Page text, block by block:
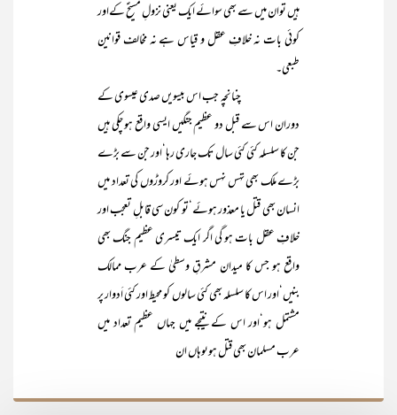
ہیں توان میں سے بھی سوائے ایک یعنی نزولِ مسیحؑ کےاور
کوئی بات نہ خلافِ عقل و قیاس ہے نہ مخالف قوانین
طبعی۔
چنانچہ جب اس بیسویں صدی عیسوی کے
دوران اس سے قبل دو عظیم جنگیں ایسی واقع ہو چکی ہیں
جن کا سلسلہ کئی کئی سال تک جاری رہا‘اور جن سے بڑے
بڑے ملک بھی تہس نہس ہوئے اور کروڑوں کی تعداد میں
انسان بھی قتل یا معذور ہوئے‘تو کون سی قابلِ تعجب اور
خلافِ عقل بات ہو گی اگر ایک تیسری عظیم جنگ بھی
واقع ہو جس کا میدان مشرقِ وسطیٰ کے عرب ممالک
بنیں‘اور اس کا سلسلہ بھی کئی سالوں کو محیط اور کئی اَدوار پر
مشتمل ہو‘اور اس کے نتیجے میں جہاں عظیم تعداد میں
عرب مسلمان بھی قتل ہوںوہاں ان